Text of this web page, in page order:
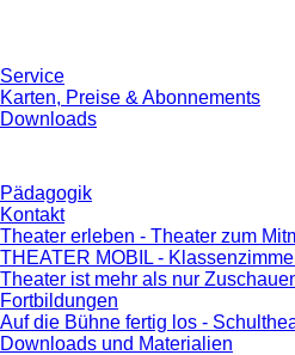
Service
Karten, Preise & Abonnements
Downloads
Pädagogik
Kontakt
Theater erleben - Theater zum
THEATER MOBIL -
Theater ist mehr als nur
Fortbildungen
Auf die Bühne fertig los -
Downloads und Materialien